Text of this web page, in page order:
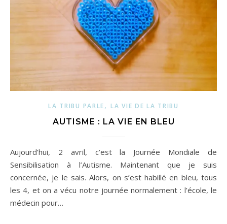
LA TRIBU PARLE,LA VIE DE LA TRIBU
AUTISME : LA VIE EN BLEU
Aujourd’hui, 2 avril, c’est la Journée Mondiale de
Sensibilisation à l’Autisme. Maintenant que je suis
concernée, je le sais. Alors, on s’est habillé en bleu, tous
les 4, et on a vécu notre journée normalement : l’école, le
médecin pour…